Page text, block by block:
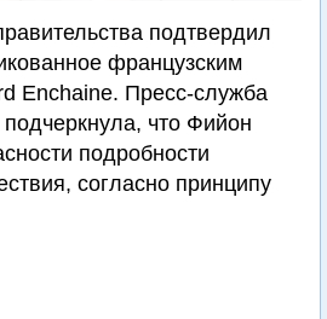
подтвердил
французским
Enchaine. Пресс-служба
что Фийон
подробности
согласно принципу